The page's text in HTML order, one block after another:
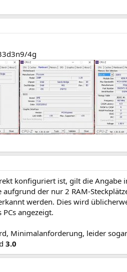
4g
konfiguriert ist, gilt die Angabe
der nur 2 RAM-
werden. Dies wird
angezeigt.
Minimalanforderung, leider
3.0